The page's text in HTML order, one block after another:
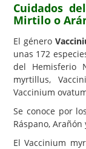
Hemisferio Sur
Enfermedades
Animales
Hongos
Carencias
Fotos
Flores y
Cuidados
Mirtilo o
El género
unas 172
del Hemisferio
myrtillus,
Vaccinium
Se conoce por los
Ráspano, Arañón
El Vaccinium